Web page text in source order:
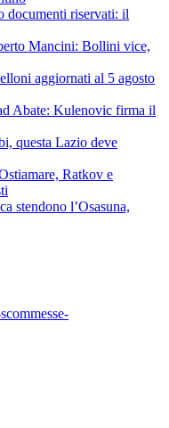
documenti riservati: il
Mancini: Bollini vice,
aggiornati al 5 agosto
Abate: Kulenovic firma il
questa Lazio deve
Ratkov e
stendono l’Osasuna,